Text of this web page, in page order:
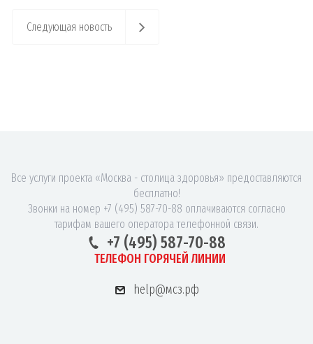
Следующая новость
Все услуги проекта «Москва - столица здоровья» предоставляются
бесплатно!
Звонки на номер +7 (495) 587-70-88 оплачиваются согласно
тарифам вашего оператора телефонной связи.
+7 (495) 587-70-88
ТЕЛЕФОН ГОРЯЧЕЙ ЛИНИИ
help@мсз.рф